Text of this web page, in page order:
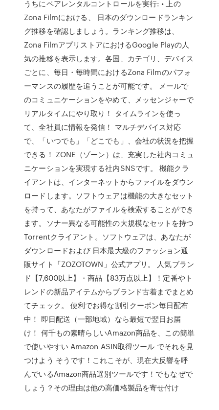
うちにペアレンタルコントロールを実行: • 上の
Zona Filmにおける、 日本のダウンロードランキン
グ推移を確認しましょう。ランキング推移は、
Zona FilmアプリストアにおけるGoogle Playの人
気の推移を表示します。各国、カテゴリ、デバイス
ごとに、毎日・毎時間におけるZona Filmのパフォ
ーマンスの履歴を追うことが可能です。 メールで
のコミュニケーションをやめて、メッセンジャーで
リアルタイムにやり取り！ タイムラインを使っ
て、全社員に情報を発信！ マルチデバイス対応
で、「いつでも」「どこでも」、会社の状況を把握
できる！ ZONE（ゾーン）は、充実した社内コミュ
ニケーションを実現する社内SNSです。 機能クラ
イアントは、インターネットからファイルをダウン
ロードします。ソフトウェアは機能の大きなセット
を持って、あなたがファイルを検索することができ
ます。ソナー異なる可能性の大規模なセットを持つ
Torrentクライアント。ソフトウェアは、あなたが
ダウンロードおよび 日本最大級のファッション通
販サイト「ZOZOTOWN」公式アプリ。 人気ブラン
ド【7,600以上】・商品【83万点以上】！定番やト
レンドの新品アイテムからブランド古着までまとめ
てチェック。 便利でお得な割引クーポン毎日配布
中！ 即日配送（一部地域）なら最短で翌日お届
け！ 何千もの素晴らしいAmazon商品を、この簡単
で使いやすい Amazon ASIN取得ツール でそれを見
つけよう そうです！これこそが、現在大反響を呼
んでいるAmazon商品選別ツールです！でもなぜで
しょう？その理由は他の高価格製品を寄せ付け